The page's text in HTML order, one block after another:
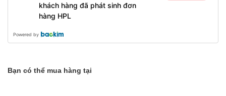
khách hàng đã phát sinh đơn
hàng HPL
Powered by
Bạn có thể mua hàng tại